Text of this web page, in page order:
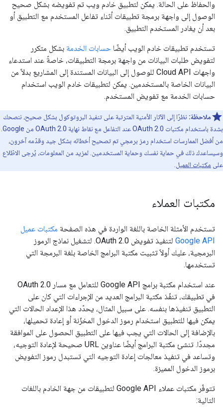
والحفاظ على الحالة. يمكن لتطبيق خادم ويب تم تفويضه بشكل صحيح
الوصول إلى واجهة برمجة تطبيقات أثناء تفاعل المستخدم مع التطبيق أو
بعد أن يغادر المستخدم التطبيق.
تستخدم تطبيقات خادم الويب أيضًا حسابات الخدمة بشكل متكرر
لتفويض طلبات البيانات من واجهة برمجة التطبيقات، خاصةً عند استدعاء
واجهات Cloud API للوصول إلى البيانات المستندة إلى المشاريع بدلاً من
البيانات الخاصة بالمستخدمين. يمكن لتطبيقات خادم الويب استخدام
حسابات الخدمة مع تفويض المستخدم.
ملاحظة: نظرًا إلى الآثار الأمنية المترتبة على تنفيذ البروتوكول بشكل صحيح، ننصحك
من أفضل الممارسات استخدام رمز برمجي تم تصحيح أخطائه بشكل جيد وقدّمه آخرون،
وسيساعدك ذلك في حماية نفسك وحماية المستخدمين. لمزيد من المعلومات، يُرجى الاطّلاع
على مكتبات العميل
مكتبات العملاء
تستخدم الأمثلة الخاصة باللغة الواردة في هذه الصفحة مكتبات عميل
Google API
لتنفيذ تفويض OAuth 2.0. لتشغيل نماذج الرموز
البرمجية، عليك أولاً تثبيت مكتبة البرامج الخاصة بلغة البرمجة التي
تستخدمها.
عند استخدام مكتبة برامج Google API للتعامل مع مسار OAuth 2.0
في تطبيقك، تنفّذ مكتبة البرامج العديد من الإجراءات التي كان على
التطبيق تنفيذها بنفسه. على سبيل المثال، يحدّد هذا الإعداد الحالات التي
يمكن فيها للتطبيق استخدام رموز الدخول المخزّنة أو إعادة تحميلها،
بالإضافة إلى الحالات التي يجب فيها على التطبيق الحصول على الموافقة
مجددًا. تنشئ مكتبة البرامج أيضًا عناوين URL صحيحة لإعادة التوجيه،
وتساعد في تنفيذ معالجات إعادة التوجيه التي تستبدل رموز التفويض
برموز الدخول المميزة.
تتوفّر مكتبات عملاء Google API لتطبيقات من جهة الخادم باللغات
التالية: